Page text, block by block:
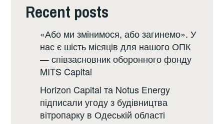
Recent posts
«Або ми змінимося, або загинемо». У
нас є шість місяців для нашого ОПК
— співзасновник оборонного фонду
MITS Capital
Horizon Capital та Notus Energy
підписали угоду з будівництва
вітропарку в Одеській області